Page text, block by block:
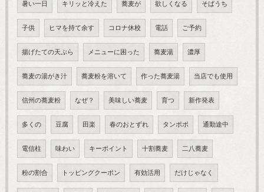
暑い一日 キリッと冷えた 蕎麦が 欲しくなる そばうち
子供 ヒマを持て余す コロナ休校 電話 ご予約
揚げたての天ぷら メニューに困った 蕎麦湯 濃厚
蕎麦の湯がき汁 蕎麦粉を溶いて 作った蕎麦湯 当店でも使用
信州の蕎麦粉 なぜ？ 美味しい蕎麦 育つ 新作発表
多くの 豆腐 田楽 春のおとずれ タンポポ 通勤途中
電信柱 味わい キーポイント 十割蕎麦 二八蕎麦
粉の割合 トッピングクーポン 有効活用 だけじゃなく